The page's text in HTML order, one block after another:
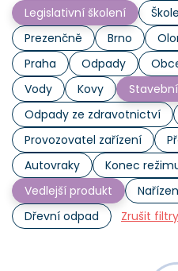
Legislativní školení
Prezenčně
Brno
Praha
Odpady
Vody
Kovy
Odpady ze zdravotnictví
Provozovatel zařízení
Autovraky
Konec
Vedlejší produkt
Dřevní odpad
Zrušit filtry